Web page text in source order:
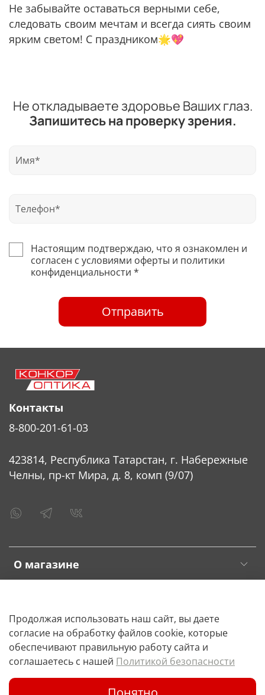
Не забывайте оставаться верными себе,
следовать своим мечтам и всегда сиять своим
ярким светом! С праздником🌟💖
Не откладываете здоровье Ваших глаз.
Запишитесь на проверку зрения.
Настоящим подтверждаю, что я ознакомлен и
согласен с условиями оферты и политики
конфиденциальности *
Отправить
О магазине
Контакты
8-800-201-61-03
423814, Республика Татарстан, г. Набережные
Челны, пр-кт Мира, д. 8, комп (9/07)
© 2023 Любое использование контента без письменного
разрешения запрещено
Продолжая использовать наш сайт, вы даете
согласие на обработку файлов cookie, которые
обеспечивают правильную работу сайта и
соглашаетесь с нашей Политикой безопасности